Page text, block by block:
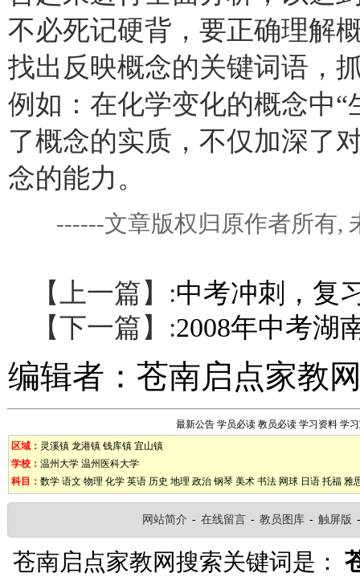
不必死记硬背，要正确理解
找出反映概念的关键词语，
例如：在化学变化的概念中
了概念的实质，不仅加深了
念的能力。
------文章版权归原作者所有,
【上一篇】:中考冲刺，复
【下一篇】:2008年中考湖
编辑者： 苍南启点家教
最新公告 学员必读 教员必读 学习资料 学
区域： 灵溪镇 龙港镇 钱库镇 宜山镇
学校： 温州大学 温州医科大学
科目： 数学 语文 物理 化学 英语 历史 地理 政治 钢琴 美术 书法 网球 日语 托福 雅
网站简介 - 在线留言 - 教员图库 - 触屏版
苍南启点家教网搜索关键词是：